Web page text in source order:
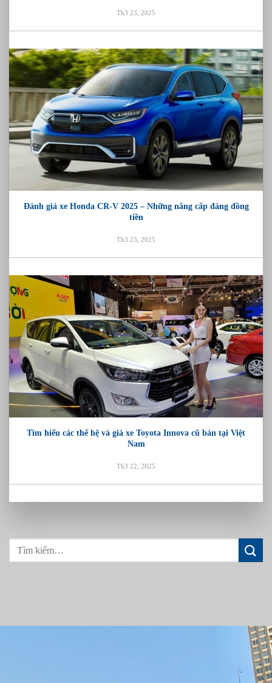
Th3 23, 2025
Đánh giá xe Honda CR-V 2025 – Những nâng cấp đáng đồng
tiền
Th3 23, 2025
Tìm hiểu các thế hệ và giá xe Toyota Innova cũ bán tại Việt
Nam
Th3 22, 2025